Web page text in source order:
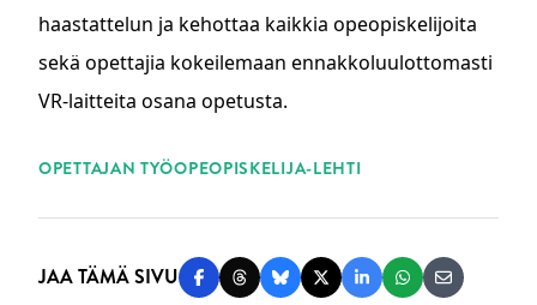
haastattelun ja kehottaa kaikkia opeopiskelijoita
sekä opettajia kokeilemaan ennakkoluulottomasti
VR-laitteita osana opetusta.
OPETTAJAN TYÖOPEOPISKELIJA-LEHTI
JAA TÄMÄ SIVU Jaa Facebookissa
Jaa Threadsissa
Jaa Blueskyssä
Jaa Twitterissä
Jaa LinkedInissä
Jaa Jaa